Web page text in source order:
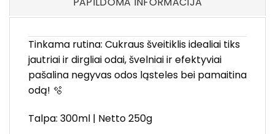
Tinkama rutina: Cukraus šveitiklis idealiai tiks
jautriai ir dirgliai odai, švelniai ir efektyviai
pašalina negyvas odos ląsteles bei pamaitina
odą! 🫧
Talpa: 300ml | Netto 250g